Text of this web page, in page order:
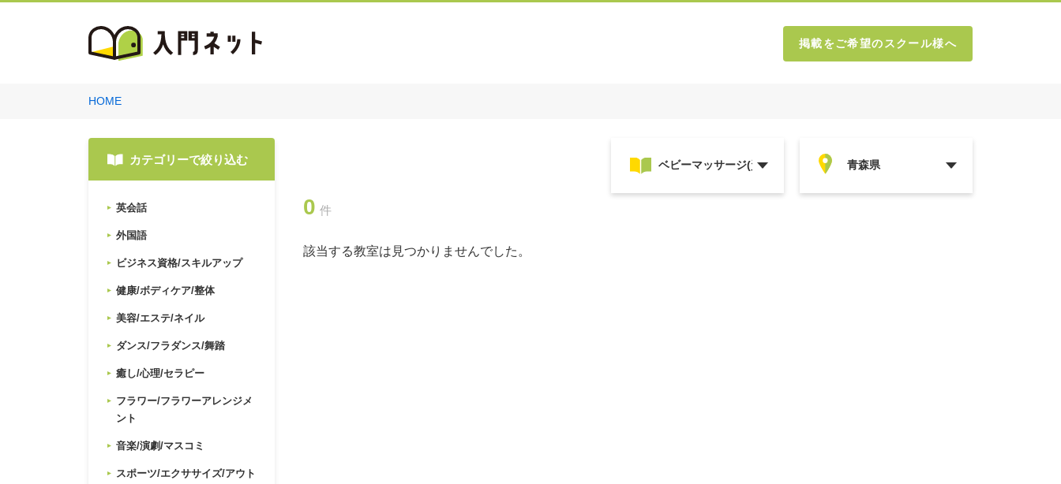
掲載をご希望のスクール様へ
HOME
カテゴリーで絞り込む
英会話
外国語
ビジネス資格/スキルアップ
健康/ボディケア/整体
美容/エステ/ネイル
ダンス/フラダンス/舞踏
癒し/心理/セラピー
フラワー/フラワーアレンジメ
ント
音楽/演劇/マスコミ
スポーツ/エクササイズ/アウト
0 件
該当する教室は見つかりませんでした。